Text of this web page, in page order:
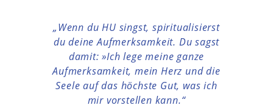
„Wenn du HU singst, spiritualisierst
du deine Aufmerksamkeit. Du sagst
damit: »Ich lege meine ganze
Aufmerksamkeit, mein Herz und die
Seele auf das höchste Gut, was ich
mir vorstellen kann.“